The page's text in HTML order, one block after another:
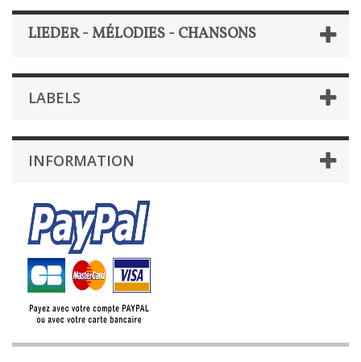
LIEDER - MÉLODIES - CHANSONS
LABELS
INFORMATION